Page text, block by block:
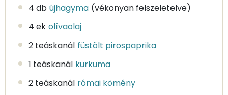
4 db újhagyma (vékonyan felszeletelve)
4 ek olívaolaj
2 teáskanál füstölt pirospaprika
1 teáskanál kurkuma
2 teáskanál római kömény